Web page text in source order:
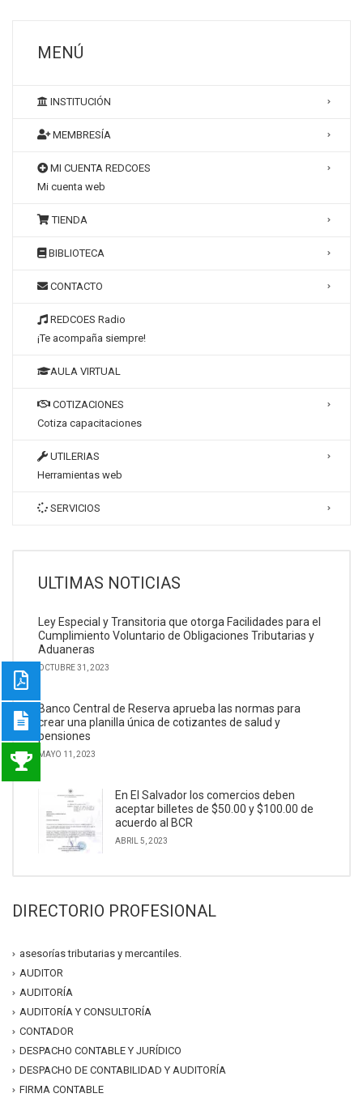
MENÚ
INSTITUCIÓN
MEMBRESÍA
MI CUENTA REDCOES
Mi cuenta web
TIENDA
BIBLIOTECA
CONTACTO
REDCOES Radio
¡Te acompaña siempre!
AULA VIRTUAL
COTIZACIONES
Cotiza capacitaciones
UTILERIAS
Herramientas web
SERVICIOS
ULTIMAS NOTICIAS
Ley Especial y Transitoria que otorga Facilidades para el
Cumplimiento Voluntario de Obligaciones Tributarias y
Aduaneras
OCTUBRE 31, 2023
Banco Central de Reserva aprueba las normas para
crear una planilla única de cotizantes de salud y
pensiones
MAYO 11, 2023
En El Salvador los comercios deben
aceptar billetes de $50.00 y $100.00 de
acuerdo al BCR
ABRIL 5, 2023
DIRECTORIO PROFESIONAL
asesorías tributarias y mercantiles.
AUDITOR
AUDITORÍA
AUDITORÍA Y CONSULTORÍA
CONTADOR
DESPACHO CONTABLE Y JURÍDICO
DESPACHO DE CONTABILIDAD Y AUDITORÍA
FIRMA CONTABLE